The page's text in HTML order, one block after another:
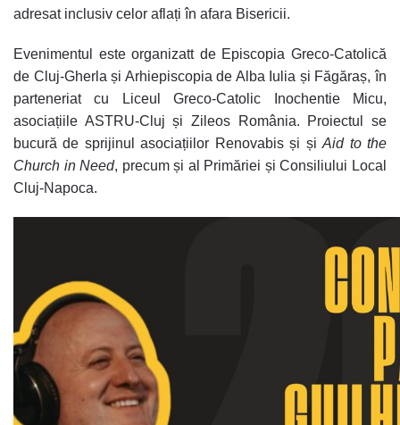
adresat inclusiv celor aflați în afara Bisericii.
Evenimentul este organizatt de Episcopia Greco-Catolică
de Cluj-Gherla și Arhiepiscopia de Alba Iulia și Făgăraș, în
parteneriat cu Liceul Greco-Catolic Inochentie Micu,
asociațiile ASTRU-Cluj și Zileos România. Proiectul se
bucură de sprijinul asociațiilor Renovabis și șiAid to the
Church in Need, precum și al Primăriei și Consiliului Local
Cluj-Napoca.